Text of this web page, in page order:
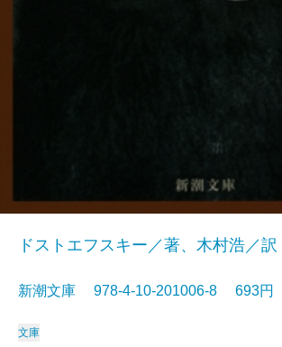
ドストエフスキー／著、木村浩／訳
新潮文庫 978-4-10-201006-8 693円
文庫